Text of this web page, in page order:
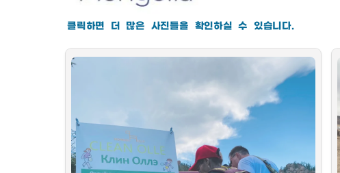
클릭하면 더 많은 사진들을 확인하실 수 있습니다.